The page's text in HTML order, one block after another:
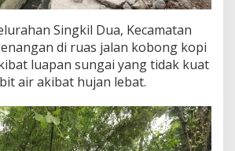
Singkil Dua, Kecamatan
di ruas jalan kobong kopi
luapan sungai yang tidak kuat
air akibat hujan lebat.